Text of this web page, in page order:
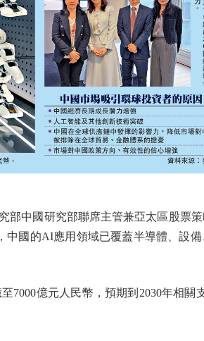
中國研究部聯席主管兼亞太區股票策
國的AI應用領域已覆蓋半導體、設
億元人民幣，預期到2030年相關